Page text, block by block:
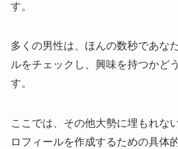
す。
多くの男性は、ほんの数秒であな
ルをチェックし、興味を持つかど
す。
ここでは、その他大勢に埋もれな
ロフィールを作成するための具体